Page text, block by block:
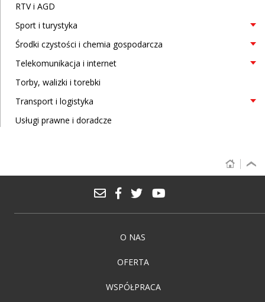
RTV i AGD
Sport i turystyka
Środki czystości i chemia gospodarcza
Telekomunikacja i internet
Torby, walizki i torebki
Transport i logistyka
Usługi prawne i doradcze
O NAS
OFERTA
WSPÓŁPRACA